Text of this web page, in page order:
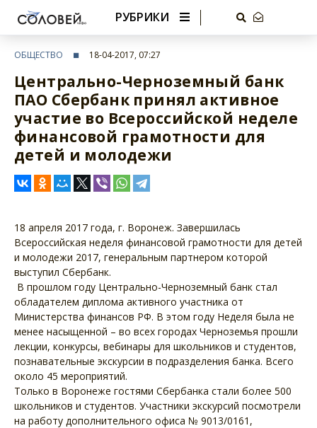
РУБРИКИ
ОБЩЕСТВО 18-04-2017, 07:27
Центрально-Черноземный банк
ПАО Сбербанк принял активное
участие во Всероссийской неделе
финансовой грамотности для
детей и молодежи
18 апреля 2017 года, г. Воронеж. Завершилась
Всероссийская неделя финансовой грамотности для детей
и молодежи 2017, генеральным партнером которой
выступил Сбербанк.
В прошлом году Центрально-Черноземный банк стал
обладателем диплома активного участника от
Министерства финансов РФ. В этом году Неделя была не
менее насыщенной – во всех городах Черноземья прошли
лекции, конкурсы, вебинары для школьников и студентов,
познавательные экскурсии в подразделения банка. Всего
около 45 мероприятий.
Только в Воронеже гостями Сбербанка стали более 500
школьников и студентов. Участники экскурсий посмотрели
на работу дополнительного офиса № 9013/0161,